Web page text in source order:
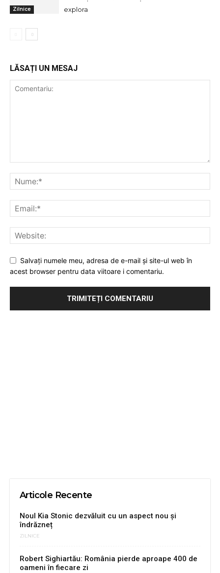
Zilnice
explora
LĂSAȚI UN MESAJ
Salvați numele meu, adresa de e-mail și site-ul web în
acest browser pentru data viitoare i comentariu.
Articole Recente
Noul Kia Stonic dezvăluit cu un aspect nou și
îndrăzneț
ZILNICE
Robert Sighiartău: România pierde aproape 400 de
oameni în fiecare zi